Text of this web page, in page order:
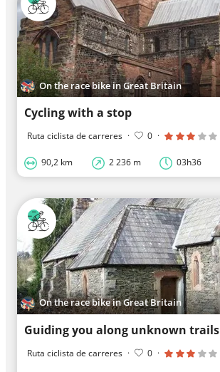
On the race bike in Great Britain
Cycling with a stop
Ruta ciclista de carreres · 0 ·
90,2 km 2 236 m 03h36
On the race bike in Great Britain
Guiding you along unknown trails
Ruta ciclista de carreres · 0 ·